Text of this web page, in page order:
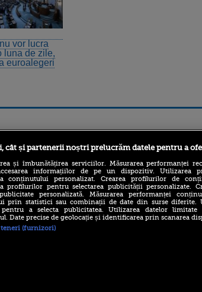
vor lucra
luna de zile,
euroalegeri
Lumea
Procinema.ro
cât și partenerii noștri prelucrăm datele pentru a
și îmbunătățirea serviciilor. Măsurarea performanței
informațiilor de pe un dispozitiv. Utilizarea
conținutului personalizat. Crearea profilurilor de
profilurilor pentru selectarea publicității personalizate.
personalizată. Măsurarea performanței
prin statistici sau combinații de date din surse diferite.
a selecta publicitatea. Utilizarea datelor limitate
Date precise de geolocație și identificarea prin scanarea
(furnizori)